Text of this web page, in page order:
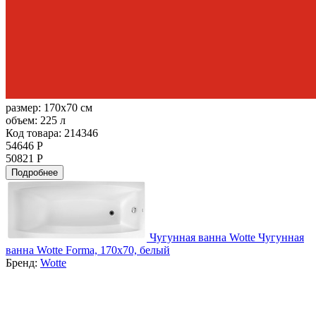
размер: 170x70 см
объем: 225 л
Код товара: 214346
54646 Р
50821 Р
Подробнее
Чугунная ванна Wotte Чугунная
ванна Wotte Forma, 170х70, белый
Бренд: Wotte